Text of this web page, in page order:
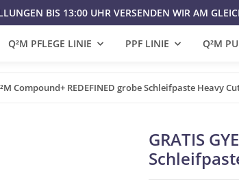
BIS 13:00 UHR VERSENDEN WIR AM
Q²M PFLEGE LINIE PPF LINIE Q²M
Compound+ REDEFINED grobe Schleifpaste Heavy
GRATIS